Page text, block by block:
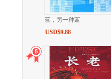
蓝，另一种蓝
USD$9.88